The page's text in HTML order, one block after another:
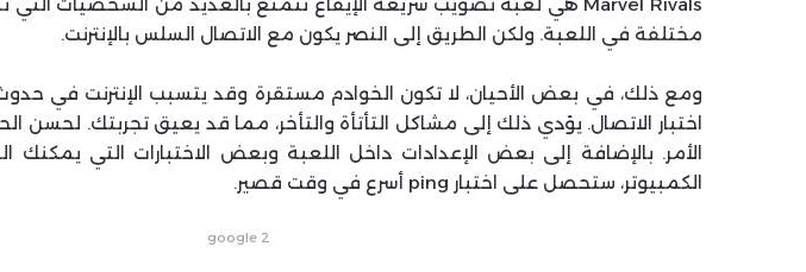
مختلفة في اللعبة. ولكن الطريق إلى النصر يكون مع الاتصال السلس بالإنترنت.
ومع ذلك، في بعض الأحيان، لا تكون الخوادم مستقرة وقد يتسبب الإنترنت في
اختبار الاتصال. يؤدي ذلك إلى مشاكل التأتأة والتأخر، مما قد يعيق تجربتك. لحسن
الأمر. بالإضافة إلى بعض الإعدادات داخل اللعبة وبعض الاختبارات التي يمكنك
الكمبيوتر، ستحصل على اختبار ping أسرع في وقت قصير.
google 2